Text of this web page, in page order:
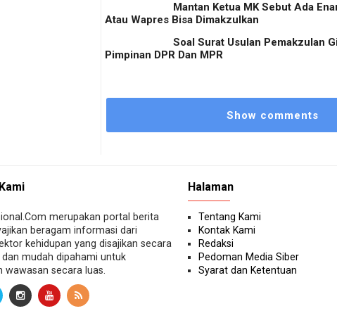
Mantan Ketua MK Sebut Ada
Atau Wapres Bisa Dimakzulkan
Soal Surat Usulan Pemakzulan
Pimpinan DPR Dan MPR
Show comments
merupakan portal berita
beragam informasi dari
kehidupan yang disajikan secara
mudah dipahami untuk
wawasan secara luas.
Halaman
Tentang Kami
Kontak Kami
Redaksi
Pedoman Media Siber
Syarat dan Ketentuan